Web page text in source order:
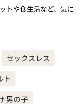
トや食生活など、気に
セックスレス
ト
男の子